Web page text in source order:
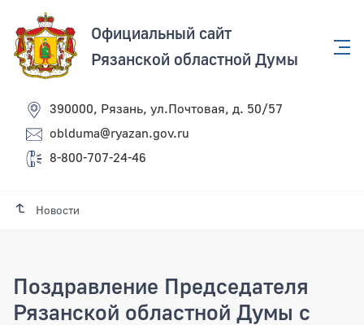
Официальный сайт
Рязанской областной Думы
390000, Рязань, ул.Почтовая, д. 50/57
oblduma@ryazan.gov.ru
8-800-707-24-46
Новости
Поздравление Председателя
Рязанской областной Думы с